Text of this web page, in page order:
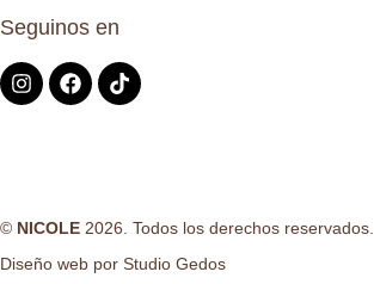
Seguinos en
© NICOLE 2026. Todos los derechos reservados.
Diseño web por Studio Gedos